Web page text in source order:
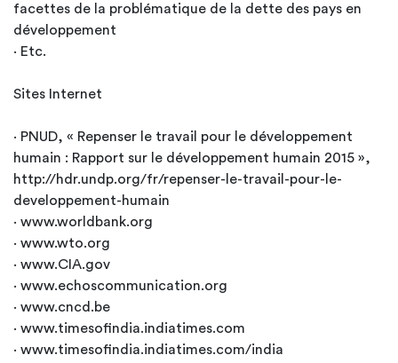
facettes de la problématique de la dette des pays en
développement
· Etc.
Sites Internet
· PNUD, « Repenser le travail pour le développement
humain : Rapport sur le développement humain 2015 »,
http://hdr.undp.org/fr/repenser-le-travail-pour-le-
developpement-humain
· www.worldbank.org
· www.wto.org
· www.CIA.gov
· www.echoscommunication.org
· www.cncd.be
· www.timesofindia.indiatimes.com
· www.timesofindia.indiatimes.com/india